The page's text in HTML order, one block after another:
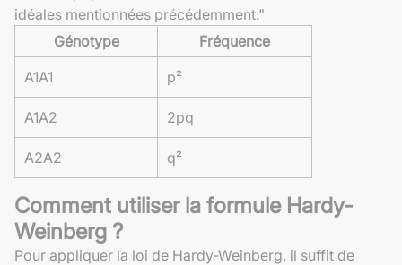
idéales mentionnées précédemment."
Génotype
Fréquence
A1A1
p²
A1A2 2pq
A2A2 q²
Comment utiliser la formule Hardy-
Weinberg ?
Pour appliquer la loi de Hardy-Weinberg, il suffit de